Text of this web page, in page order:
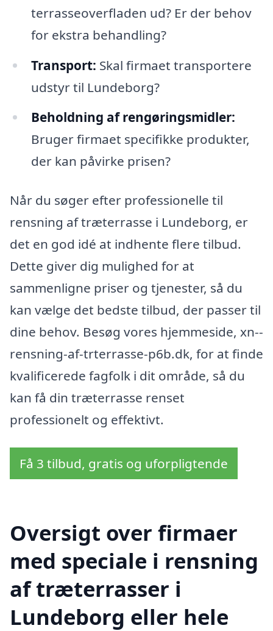
terrasseoverfladen ud? Er der behov
for ekstra behandling?
Transport: Skal firmaet transportere
udstyr til Lundeborg?
Beholdning af rengøringsmidler:
Bruger firmaet specifikke produkter,
der kan påvirke prisen?
Når du søger efter professionelle til
rensning af træterrasse i Lundeborg, er
det en god idé at indhente flere tilbud.
Dette giver dig mulighed for at
sammenligne priser og tjenester, så du
kan vælge det bedste tilbud, der passer til
dine behov. Besøg vores hjemmeside, xn--
rensning-af-trterrasse-p6b.dk, for at finde
kvalificerede fagfolk i dit område, så du
kan få din træterrasse renset
professionelt og effektivt.
Få 3 tilbud, gratis og uforpligtende
Oversigt over firmaer
med speciale i rensning
af træterrasser i
Lundeborg eller hele